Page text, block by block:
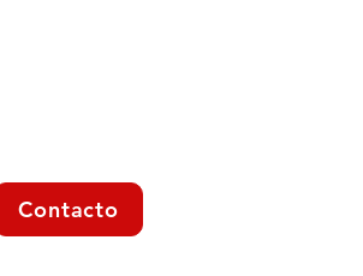
Contacto